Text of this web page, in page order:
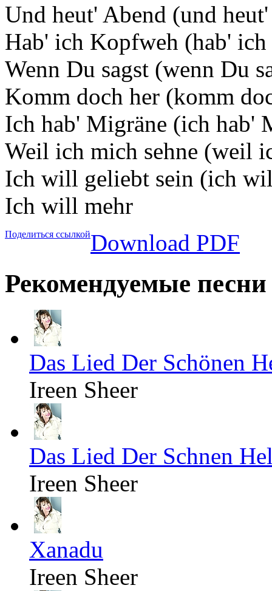
Und heut' Abend (und
Hab' ich Kopfweh (hab'
Wenn Du sagst (wenn Du
Komm doch her (komm
Ich hab' Migräne (ich hab'
Weil ich mich sehne (weil
Ich will geliebt sein (ich
Ich will mehr
Поделиться ссылкойDownload PDF
Рекомендуемые песни
Das Lied Der Schönen
Ireen Sheer
Das Lied Der Schnen
Ireen Sheer
Xanadu
Ireen Sheer